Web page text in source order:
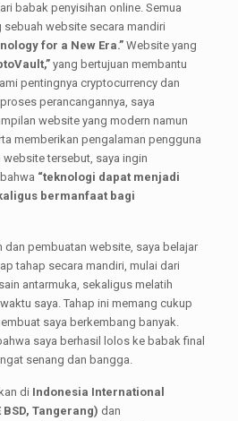
babak penyisihan online. Semua
sebuah website secara mandiri
for a New Era.”Website yang
yang bertujuan membantu
pentingnya cryptocurrency dan
perancangannya, saya
website yang modern namun
memberikan pengalaman pengguna
tersebut, saya ingin
“teknologi dapat menjadi
bermanfaat bagi
dan pembuatan website, saya belajar
tahap secara mandiri, mulai dari
antarmuka, sekaligus melatih
saya. Tahap ini memang cukup
saya berkembang banyak.
saya berhasil lolos ke babak final
senang dan bangga.
di Indonesia International
Tangerang) dan